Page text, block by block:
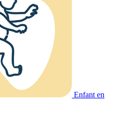
Enfant en